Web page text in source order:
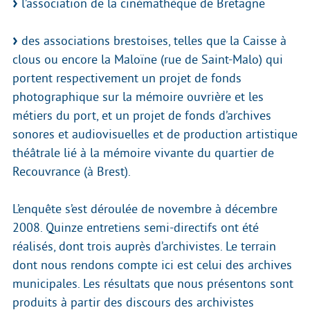
l’association de la cinémathèque de Bretagne
des associations brestoises, telles que la Caisse à
clous ou encore la Maloïne (rue de Saint-Malo) qui
portent respectivement un projet de fonds
photographique sur la mémoire ouvrière et les
métiers du port, et un projet de fonds d’archives
sonores et audiovisuelles et de production artistique
théâtrale lié à la mémoire vivante du quartier de
Recouvrance (à Brest).
L’enquête s’est déroulée de novembre à décembre
2008. Quinze entretiens semi-directifs ont été
réalisés, dont trois auprès d’archivistes. Le terrain
dont nous rendons compte ici est celui des archives
municipales. Les résultats que nous présentons sont
produits à partir des discours des archivistes